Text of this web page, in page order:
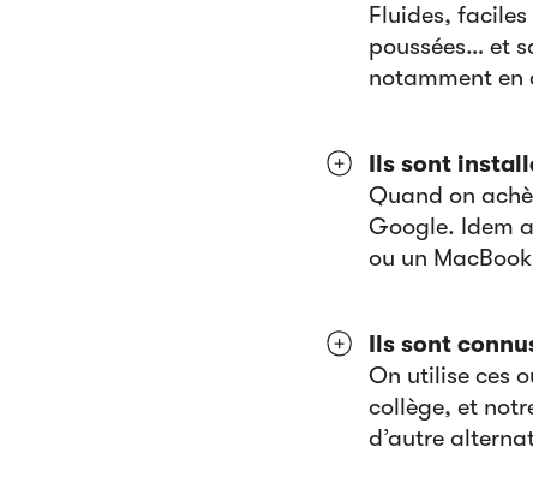
Fluides,
poussées… et
notamment en
Ils sont
Quand on
Google. Idem
ou un
Ils sont
On utilise ces
collège, et
d’autre